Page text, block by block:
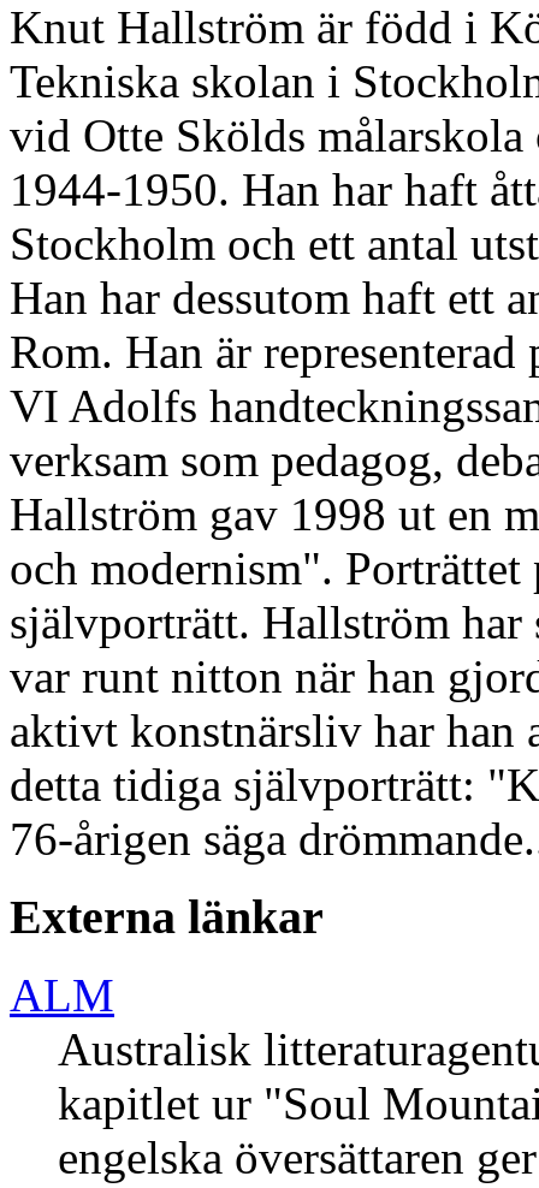
Knut Hallström är född i
Tekniska skolan i
vid Otte Skölds
1944-1950. Han har haft
Stockholm och ett antal
Han har dessutom haft ett
Rom. Han är
VI Adolfs
verksam som pedagog,
Hallström gav 1998 ut en
och modernism".
självporträtt. Hallström har
var runt nitton när han
aktivt konstnärsliv har
detta tidiga självporträtt:
76-årigen säga
Externa länkar
ALM
Australisk
kapitlet ur "Soul
engelska översättaren